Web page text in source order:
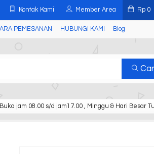
Kontak Kami Member Area Rp 0
PEMESANAN HUBUNGI KAMI Blog
Buka jam 08.00 s/d jam17.00 , Minggu & Hari Besar